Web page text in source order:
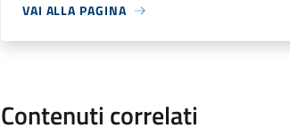
VAI ALLA PAGINA
Contenuti correlati